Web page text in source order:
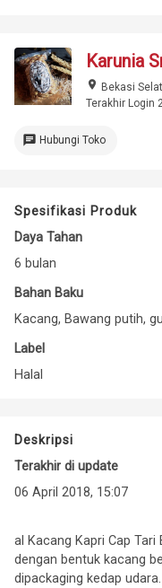
Karunia
place Bekasi
Terakhir Login
chat Hubungi Toko
Spesifikasi Produk
Daya Tahan
6 bulan
Bahan Baku
Kacang, Bawang putih,
Label
Halal
Deskripsi
Terakhir di update
06 April 2018, 15:07
al Kacang Kapri Cap
dengan bentuk kacang
dipackaging kedap